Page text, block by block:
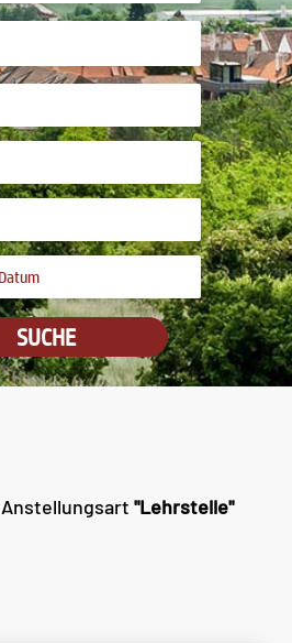
SUCHE
"Lehrstelle"